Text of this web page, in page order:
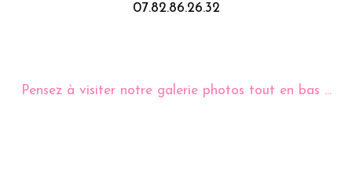
07.82.86.26.32
Pensez à visiter notre galerie photos tout en bas ...